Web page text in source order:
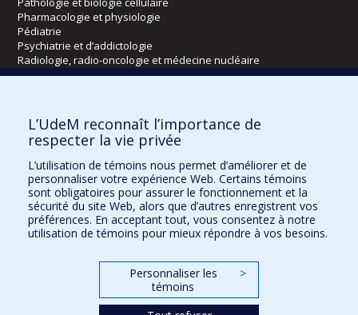
Pharmacologie et physiologie
Pédiatrie
Psychiatrie et d’addictologie
Radiologie, radio-oncologie et médecine nucléaire
Kinésiologie et des sciences de l’activité physique
Orthophonie et audiologie
Réadaptation
Directions
DPC
CPASS
L’UdeM reconnaît l’importance de
respecter la vie privée
L’utilisation de témoins nous permet d’améliorer et de
personnaliser votre expérience Web. Certains témoins
sont obligatoires pour assurer le fonctionnement et la
sécurité du site Web, alors que d’autres enregistrent vos
préférences. En acceptant tout, vous consentez à notre
utilisation de témoins pour mieux répondre à vos besoins.
Personnaliser les
témoins
>